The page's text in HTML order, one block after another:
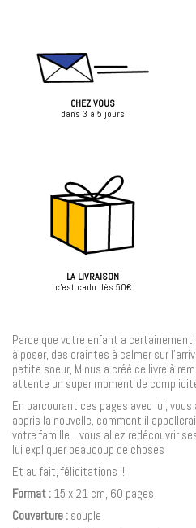
CHEZ VOUS
dans 3 à 5 jours
LA LIVRAISON
c'est cado dès 50€
Parce que votre enfant a
à poser, des craintes à calmer sur
petite soeur, Minus a créé ce livre à
attente un super moment de
En parcourant ces pages avec lui,
appris la nouvelle, comment il
votre famille... vous allez redécouvrir
lui expliquer beaucoup de choses !
Et au fait, félicitations !!
Format : 15 x 21 cm, 60 pages
Couverture : souple